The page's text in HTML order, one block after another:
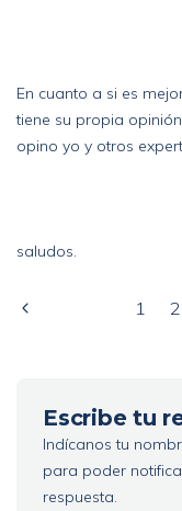
En cuanto a si es
tiene su propia
opino yo y otros
saludos.
1 2
Escribe tu
Indícanos tu
para poder
respuesta.